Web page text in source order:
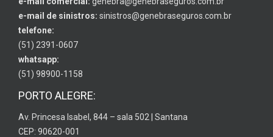
e-mail de sinistros: sinistros@genebraseguros.com.br
telefone:
(51) 2391-0607
whatsapp:
(51) 98900-1158
PORTO ALEGRE:
Av. Princesa Isabel, 844 – sala 502 | Santana
CEP: 90620-001